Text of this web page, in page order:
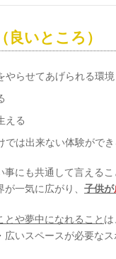
良いところ）
やらせてあげられる環境
える
では出来ない体験ができ
事にも共通して言える
一気に広がり、 子供が
とや夢中になれること
広いスペースが必要な